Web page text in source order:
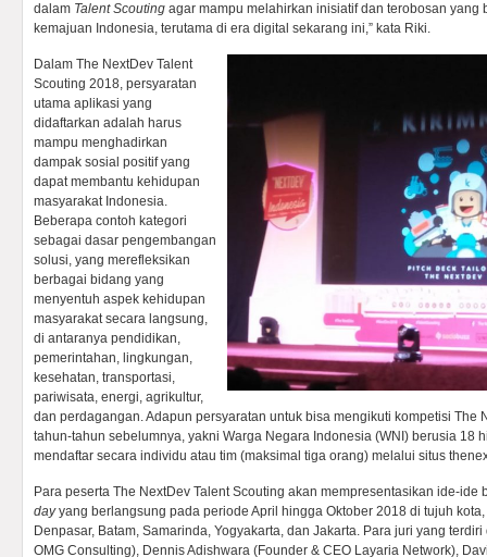
dalam Talent Scouting agar mampu melahirkan inisiatif dan terobosan yang
kemajuan Indonesia, terutama di era digital sekarang ini,” kata Riki.
Dalam The NextDev Talent
Scouting 2018, persyaratan
utama aplikasi yang
didaftarkan adalah harus
mampu menghadirkan
dampak sosial positif yang
dapat membantu kehidupan
masyarakat Indonesia.
Beberapa contoh kategori
sebagai dasar pengembangan
solusi, yang merefleksikan
berbagai bidang yang
menyentuh aspek kehidupan
masyarakat secara langsung,
di antaranya pendidikan,
pemerintahan, lingkungan,
kesehatan, transportasi,
pariwisata, energi, agrikultur,
dan perdagangan. Adapun persyaratan untuk bisa mengikuti kompetisi The
tahun-tahun sebelumnya, yakni Warga Negara Indonesia (WNI) berusia 18
mendaftar secara individu atau tim (maksimal tiga orang) melalui situs
Para peserta The NextDev Talent Scouting akan mempresentasikan ide-
dayyang berlangsung pada periode April hingga Oktober 2018 di tujuh
Denpasar, Batam, Samarinda, Yogyakarta, dan Jakarta. Para juri yang
OMG Consulting), Dennis Adishwara (Founder & CEO Layaria Network),